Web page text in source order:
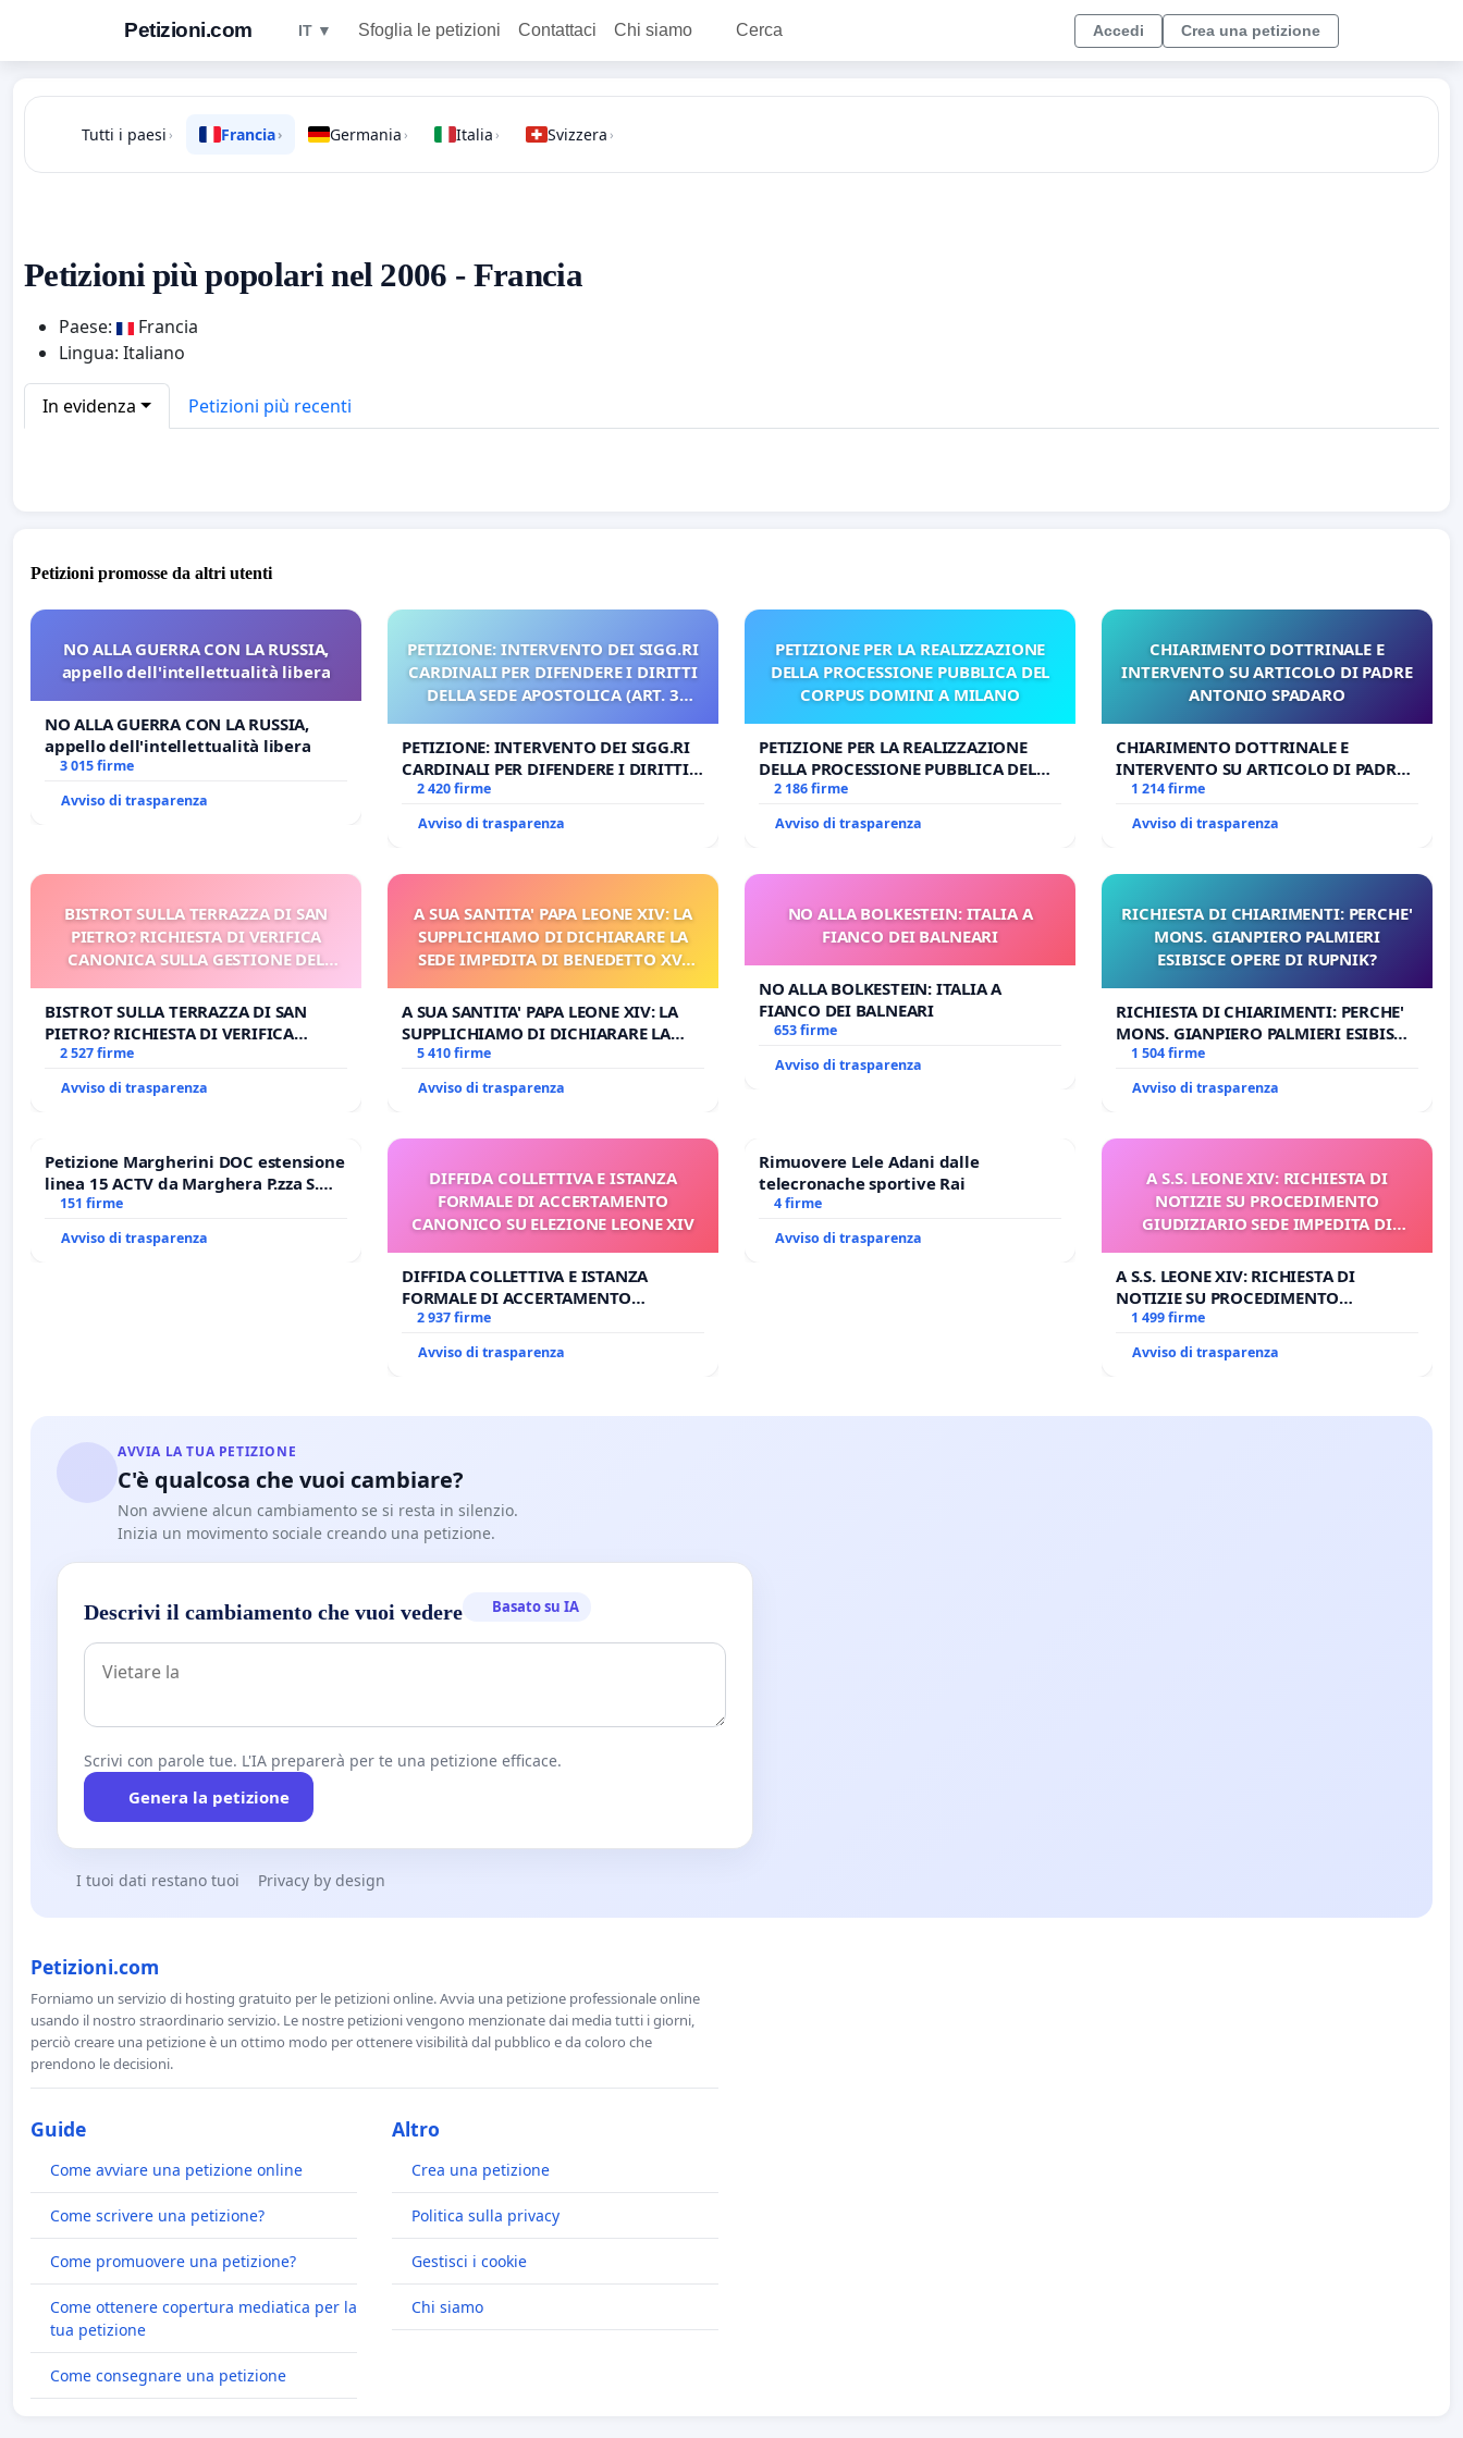
Petizioni.com IT ▼ Sfoglia le petizioni Contattaci Chi siamo Cerca Accedi Crea una petizione
Tutti i paesi › Francia› Germania › Italia › Svizzera ›
Petizioni più popolari nel 2006 - Francia
Paese:
Francia
Lingua: Italiano
In evidenza Petizioni più recenti
Petizioni promosse da altri utenti
NO ALLA GUERRA CON LA RUSSIA,
appello dell'intellettualità libera
NO ALLA GUERRA CON LA RUSSIA,
appello dell'intellettualità libera
3 015 firme
Avviso di trasparenza
PETIZIONE: INTERVENTO DEI SIGG.RI
CARDINALI PER DIFENDERE I DIRITTI
DELLA SEDE APOSTOLICA (ART. 3
PETIZIONE: INTERVENTO DEI SIGG.RI
CARDINALI PER DIFENDERE I DIRITTI
DELLA SEDE APOSTOLICA (ART. 3 UDG)
2 420 firme
Avviso di trasparenza
PETIZIONE PER LA REALIZZAZIONE
DELLA PROCESSIONE PUBBLICA DEL
CORPUS DOMINI A MILANO
PETIZIONE PER LA REALIZZAZIONE
DELLA PROCESSIONE PUBBLICA DEL
CORPUS DOMINI A MILANO
2 186 firme
Avviso di trasparenza
CHIARIMENTO DOTTRINALE E
INTERVENTO SU ARTICOLO DI PADRE
ANTONIO SPADARO
CHIARIMENTO DOTTRINALE E
INTERVENTO SU ARTICOLO DI PADRE
ANTONIO SPADARO
1 214 firme
Avviso di trasparenza
BISTROT SULLA TERRAZZA DI SAN
PIETRO? RICHIESTA DI VERIFICA
CANONICA SULLA GESTIONE DEL
BISTROT SULLA TERRAZZA DI SAN
PIETRO? RICHIESTA DI VERIFICA
CANONICA SULLA GESTIONE DEL
CARD. GAMBETTI
2 527 firme
Avviso di trasparenza
A SUA SANTITA' PAPA LEONE XIV: LA
SUPPLICHIAMO DI DICHIARARE LA
SEDE IMPEDITA DI BENEDETTO XVI
PROCESSO
A SUA SANTITA' PAPA LEONE XIV: LA
SUPPLICHIAMO DI DICHIARARE LA
SEDE IMPEDITA DI BENEDETTO XVI E/O
DI FAR APRIRE IL RELATIVO PROCESSO
5 410 firme
Avviso di trasparenza
NO ALLA BOLKESTEIN: ITALIA A
FIANCO DEI BALNEARI
NO ALLA BOLKESTEIN: ITALIA A
FIANCO DEI BALNEARI
653 firme
Avviso di trasparenza
RICHIESTA DI CHIARIMENTI: PERCHE'
MONS. GIANPIERO PALMIERI
ESIBISCE OPERE DI RUPNIK?
RICHIESTA DI CHIARIMENTI: PERCHE'
MONS. GIANPIERO PALMIERI ESIBISCE
OPERE DI RUPNIK?
1 504 firme
Avviso di trasparenza
Petizione Margherini DOC estensione
linea 15 ACTV da Marghera P.zza S.
Antonio all'aeroporto Marco Polo
tariffa a € 1,50
151 firme
Avviso di trasparenza
DIFFIDA COLLETTIVA E ISTANZA
FORMALE DI ACCERTAMENTO
CANONICO SU ELEZIONE LEONE XIV
DIFFIDA COLLETTIVA E ISTANZA
FORMALE DI ACCERTAMENTO
CANONICO SU ELEZIONE LEONE XIV
2 937 firme
Avviso di trasparenza
Rimuovere Lele Adani dalle
telecronache sportive Rai
4 firme
Avviso di trasparenza
A S.S. LEONE XIV: RICHIESTA DI
NOTIZIE SU PROCEDIMENTO
GIUDIZIARIO SEDE IMPEDITA DI
A S.S. LEONE XIV: RICHIESTA DI
NOTIZIE SU PROCEDIMENTO
GIUDIZIARIO SEDE IMPEDITA DI
BENEDETTO XVI
1 499 firme
Avviso di trasparenza
AVVIA LA TUA PETIZIONE
C'è qualcosa che vuoi cambiare?
Non avviene alcun cambiamento se si resta in silenzio.
Inizia un movimento sociale creando una petizione.
Descrivi il cambiamento che vuoi vedere Basato su IA
Scrivi con parole tue. L'IA preparerà per te una petizione efficace.
Genera la petizione
I tuoi dati restano tuoi Privacy by design
Petizioni.com
Forniamo un servizio di hosting gratuito per le petizioni online. Avvia una petizione professionale online
usando il nostro straordinario servizio. Le nostre petizioni vengono menzionate dai media tutti i giorni,
perciò creare una petizione è un ottimo modo per ottenere visibilità dal pubblico e da coloro che
prendono le decisioni.
Guide
Come avviare una petizione online
Come scrivere una petizione?
Come promuovere una petizione?
Come ottenere copertura mediatica per la
tua petizione
Come consegnare una petizione
Altro
Crea una petizione
Politica sulla privacy
Gestisci i cookie
Chi siamo